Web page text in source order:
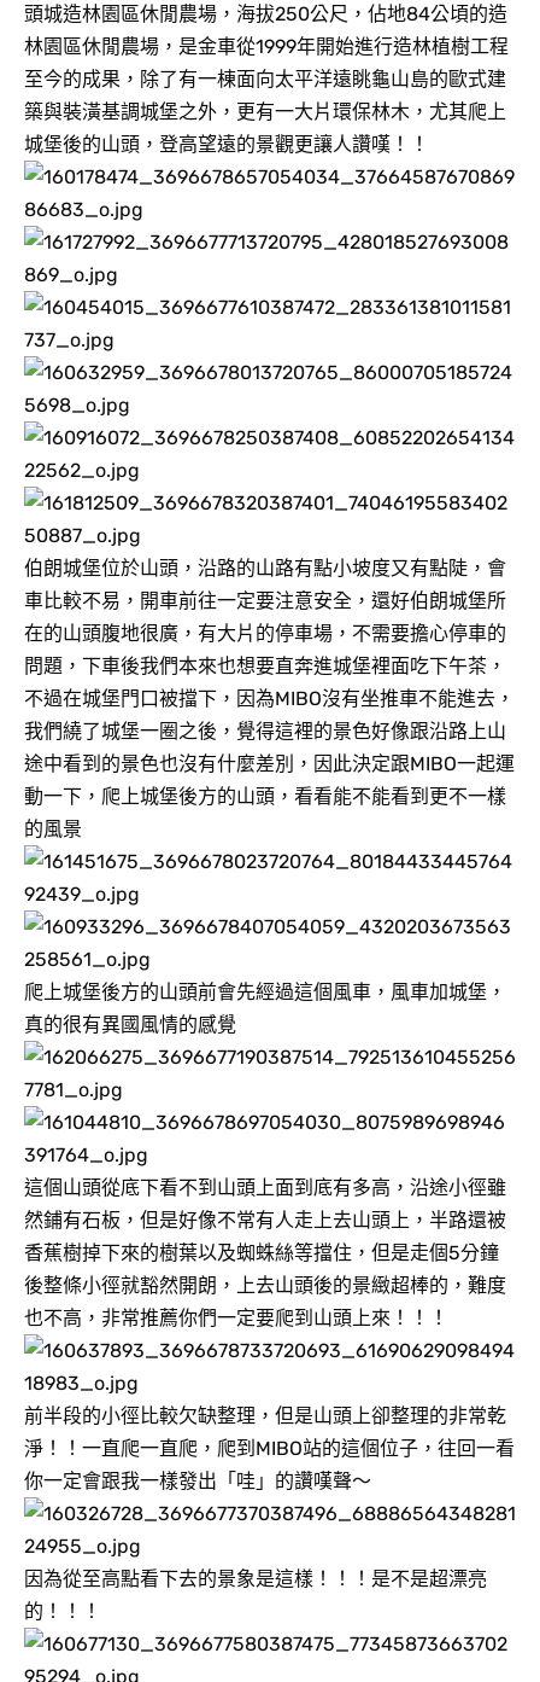
頭城造林園區休閒農場，海拔250公尺，佔地84公頃的造
林園區休閒農場，是金車從1999年開始進行造林植樹工程
至今的成果，除了有一棟面向太平洋遠眺龜山島的歐式建
築與裝潢基調城堡之外，更有一大片環保林木，尤其爬上
城堡後的山頭，登高望遠的景觀更讓人讚嘆！！
伯朗城堡位於山頭，沿路的山路有點小坡度又有點陡，會
車比較不易，開車前往一定要注意安全，還好伯朗城堡所
在的山頭腹地很廣，有大片的停車場，不需要擔心停車的
問題，下車後我們本來也想要直奔進城堡裡面吃下午茶，
不過在城堡門口被擋下，因為MIBO沒有坐推車不能進去，
我們繞了城堡一圈之後，覺得這裡的景色好像跟沿路上山
途中看到的景色也沒有什麼差別，因此決定跟MIBO一起運
動一下，爬上城堡後方的山頭，看看能不能看到更不一樣
的風景
爬上城堡後方的山頭前會先經過這個風車，風車加城堡，
真的很有異國風情的感覺
這個山頭從底下看不到山頭上面到底有多高，沿途小徑雖
然鋪有石板，但是好像不常有人走上去山頭上，半路還被
香蕉樹掉下來的樹葉以及蜘蛛絲等擋住，但是走個5分鐘
後整條小徑就豁然開朗，上去山頭後的景緻超棒的，難度
也不高，非常推薦你們一定要爬到山頭上來！！！
前半段的小徑比較欠缺整理，但是山頭上卻整理的非常乾
淨！！一直爬一直爬，爬到MIBO站的這個位子，往回一看
你一定會跟我一樣發出「哇」的讚嘆聲～
因為從至高點看下去的景象是這樣！！！是不是超漂亮
的！！！